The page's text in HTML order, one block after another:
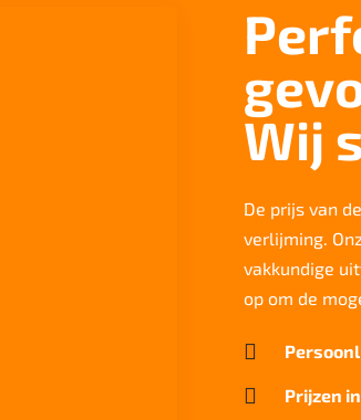
Wij
De prijs van
verlijming.
vakkundige
op om de

 Prijzen